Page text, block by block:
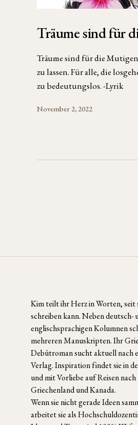
Träume sind für
Träume sind für die
zu lassen. Für alle, die
zu bedeutungslos. -Lyrik
November 2, 2022
Kim teilt ihr Herz in Worten, seit
schreiben kann. Neben deutsch-
englischsprachigen Kolumnen
mehreren Manuskripten. Ihr
Debütroman sucht aktuell nach
Verlag. Inspiration findet sie in
und mit Vorliebe auf Reisen nach
Griechenland und Kanada.
Wenn sie nicht gerade Ideen
arbeitet sie als